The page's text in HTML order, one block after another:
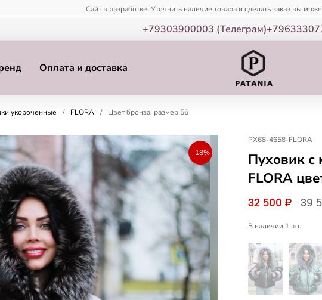
Сайт в разработке. Уточнить наличие товара и сделать заказ вы
+79303900003 (Телеграм)
Оплата и доставка
укороченные / FLORA / Цвет бронза, размер 56
−18%
PX68-4658-FLORA
Пуховик с
FLORA
32 500 ₽ 39
В наличии 1 шт.